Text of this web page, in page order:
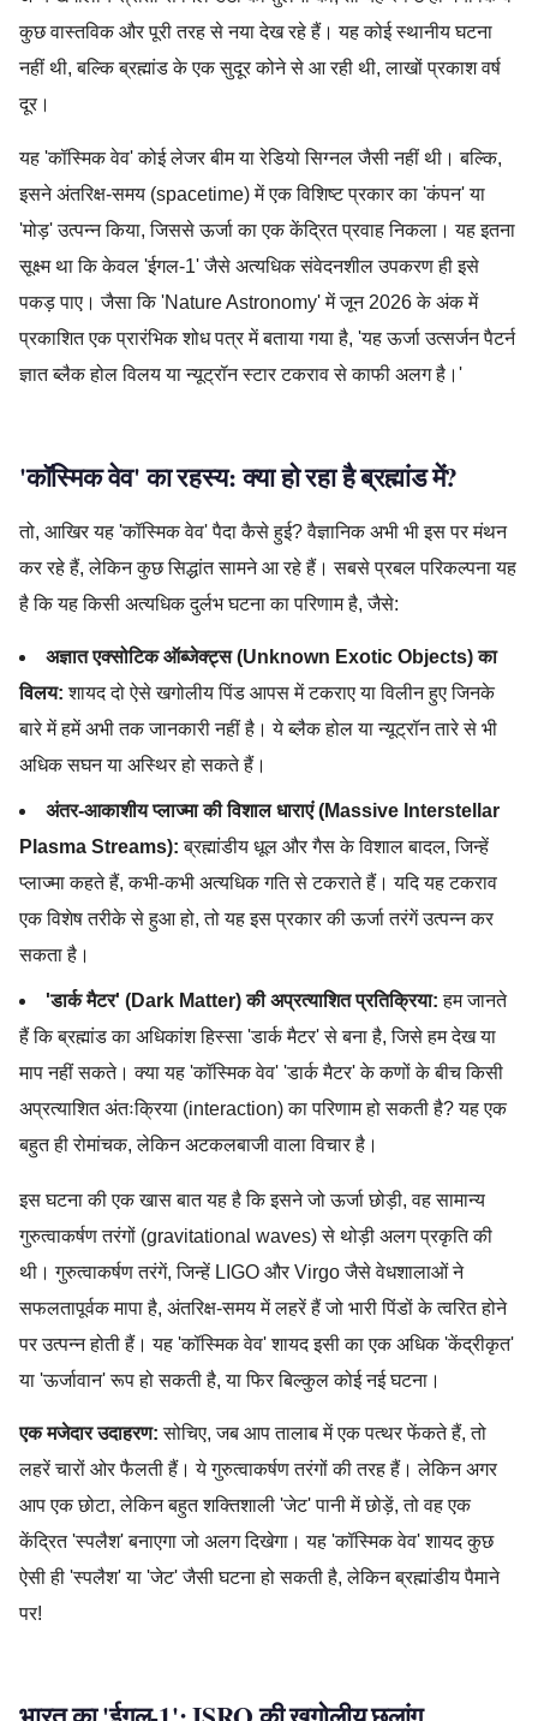
कुछ वास्तविक और पूरी तरह से नया देख रहे हैं। यह कोई स्थानीय घटना
नहीं थी, बल्कि ब्रह्मांड के एक सुदूर कोने से आ रही थी, लाखों प्रकाश वर्ष
दूर।
यह 'कॉस्मिक वेव' कोई लेजर बीम या रेडियो सिग्नल जैसी नहीं थी। बल्कि,
इसने अंतरिक्ष-समय (spacetime) में एक विशिष्ट प्रकार का 'कंपन' या
'मोड़' उत्पन्न किया, जिससे ऊर्जा का एक केंद्रित प्रवाह निकला। यह इतना
सूक्ष्म था कि केवल 'ईगल-1' जैसे अत्यधिक संवेदनशील उपकरण ही इसे
पकड़ पाए। जैसा कि 'Nature Astronomy' में जून 2026 के अंक में
प्रकाशित एक प्रारंभिक शोध पत्र में बताया गया है, 'यह ऊर्जा उत्सर्जन पैटर्न
ज्ञात ब्लैक होल विलय या न्यूट्रॉन स्टार टकराव से काफी अलग है।'
'कॉस्मिक वेव' का रहस्य: क्या हो रहा है ब्रह्मांड में?
तो, आखिर यह 'कॉस्मिक वेव' पैदा कैसे हुई? वैज्ञानिक अभी भी इस पर मंथन
कर रहे हैं, लेकिन कुछ सिद्धांत सामने आ रहे हैं। सबसे प्रबल परिकल्पना यह
है कि यह किसी अत्यधिक दुर्लभ घटना का परिणाम है, जैसे:
अज्ञात एक्सोटिक ऑब्जेक्ट्स (Unknown Exotic Objects) का
विलय: शायद दो ऐसे खगोलीय पिंड आपस में टकराए या विलीन हुए जिनके
बारे में हमें अभी तक जानकारी नहीं है। ये ब्लैक होल या न्यूट्रॉन तारे से भी
अधिक सघन या अस्थिर हो सकते हैं।
अंतर-आकाशीय प्लाज्मा की विशाल धाराएं (Massive Interstellar
Plasma Streams): ब्रह्मांडीय धूल और गैस के विशाल बादल, जिन्हें
प्लाज्मा कहते हैं, कभी-कभी अत्यधिक गति से टकराते हैं। यदि यह टकराव
एक विशेष तरीके से हुआ हो, तो यह इस प्रकार की ऊर्जा तरंगें उत्पन्न कर
सकता है।
'डार्क मैटर' (Dark Matter) की अप्रत्याशित प्रतिक्रिया: हम जानते
हैं कि ब्रह्मांड का अधिकांश हिस्सा 'डार्क मैटर' से बना है, जिसे हम देख या
माप नहीं सकते। क्या यह 'कॉस्मिक वेव' 'डार्क मैटर' के कणों के बीच किसी
अप्रत्याशित अंतःक्रिया (interaction) का परिणाम हो सकती है? यह एक
बहुत ही रोमांचक, लेकिन अटकलबाजी वाला विचार है।
इस घटना की एक खास बात यह है कि इसने जो ऊर्जा छोड़ी, वह सामान्य
गुरुत्वाकर्षण तरंगों (gravitational waves) से थोड़ी अलग प्रकृति की
थी। गुरुत्वाकर्षण तरंगें, जिन्हें LIGO और Virgo जैसे वेधशालाओं ने
सफलतापूर्वक मापा है, अंतरिक्ष-समय में लहरें हैं जो भारी पिंडों के त्वरित होने
पर उत्पन्न होती हैं। यह 'कॉस्मिक वेव' शायद इसी का एक अधिक 'केंद्रीकृत'
या 'ऊर्जावान' रूप हो सकती है, या फिर बिल्कुल कोई नई घटना।
एक मजेदार उदाहरण: सोचिए, जब आप तालाब में एक पत्थर फेंकते हैं, तो
लहरें चारों ओर फैलती हैं। ये गुरुत्वाकर्षण तरंगों की तरह हैं। लेकिन अगर
आप एक छोटा, लेकिन बहुत शक्तिशाली 'जेट' पानी में छोड़ें, तो वह एक
केंद्रित 'स्पलैश' बनाएगा जो अलग दिखेगा। यह 'कॉस्मिक वेव' शायद कुछ
ऐसी ही 'स्पलैश' या 'जेट' जैसी घटना हो सकती है, लेकिन ब्रह्मांडीय पैमाने
पर!